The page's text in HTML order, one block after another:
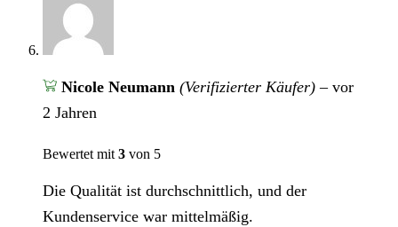
Nicole Neumann (Verifizierter Käufer) – vor
2 Jahren
Bewertet mit 3 von 5
Die Qualität ist durchschnittlich, und der
Kundenservice war mittelmäßig.